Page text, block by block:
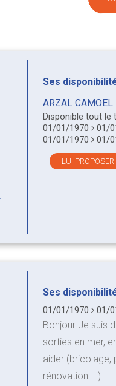
Ses
ARZAL CAMOEL
Disponible tout le
01/01/1970 01/
01/01/1970 01/
LUI
Ses
01/01/1970 01/
Bonjour Je suis
sorties en mer,
aider (bricolage,
rénovation....)